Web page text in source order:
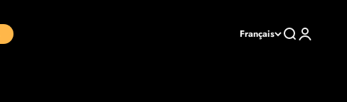
Français Recherche
Connexion